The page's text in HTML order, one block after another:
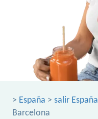
> España > salir España
Barcelona